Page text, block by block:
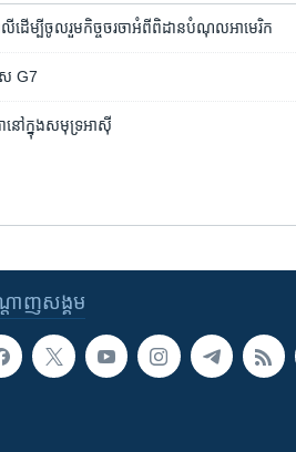
ើម្បី​ចូល​រួម​​​កិច្ច​ចរចា​អំពី​ពិដាន​​​បំណុល​​អាមេរិក
ស​ G7
នៅ​ក្នុង​សមុទ្រ​អាស៊ី
ាញ​សង្គម